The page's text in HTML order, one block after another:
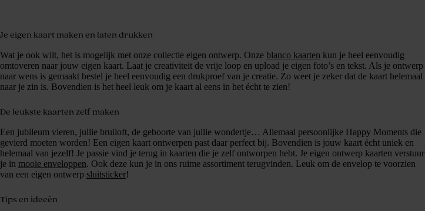
Je eigen kaart maken en laten drukken
Wat je ook wilt, het is mogelijk met onze collectie eigen ontwerp. Onze blanco kaarten kun je heel eenvoudig
omtoveren naar jouw eigen kaart. Laat je creativiteit de vrije loop en upload je eigen foto’s en tekst. Als je ontwerp
naar wens is gemaakt bestel je heel eenvoudig een drukproef van je creatie. Zo weet je zeker dat de kaart helemaal
naar je zin is. Bovendien is het heel leuk om je kaart al eens in het écht te zien!
De leukste kaarten zelf maken
Een jubileum vieren, jullie bruiloft, de geboorte van jullie wondertje… Allemaal persoonlijke Happy Moments die
gevierd moeten worden! Een eigen kaart ontwerpen past daar perfect bij. Bovendien is jouw kaart écht uniek en
helemaal van jezelf! Je passie vind je terug in kaarten die je zelf ontworpen hebt. Je eigen ontwerp kaarten verstuur
je in mooie enveloppen. Ook deze kun je in ons ruime assortiment terugvinden. Leuk om de envelop te voorzien
van een eigen ontwerp sluitsticker!
Tips en ideeën